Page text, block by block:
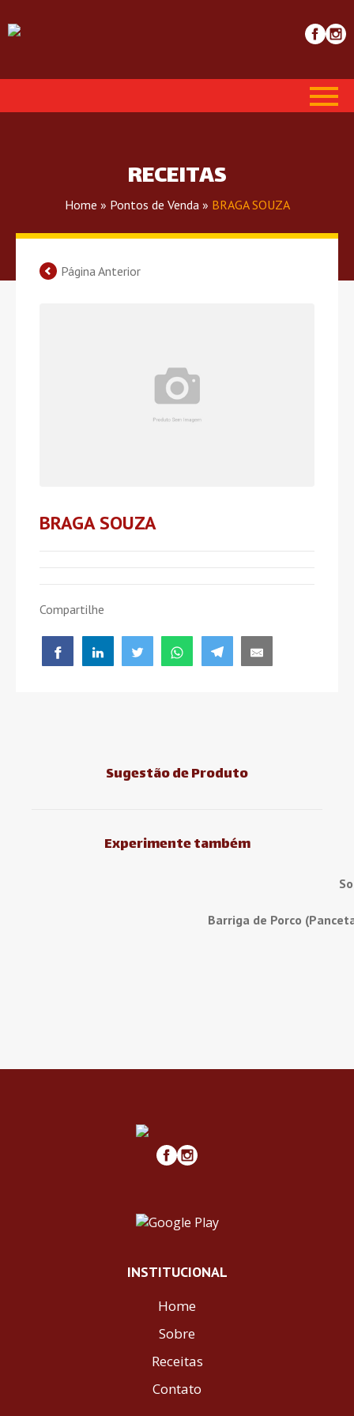
RECEITAS
Home » Pontos de Venda » BRAGA SOUZA
Página Anterior
BRAGA SOUZA
Compartilhe
Sugestão de Produto
Experimente também
Barriga de Porco
INSTITUCIONAL
Home
Sobre
Receitas
Contato